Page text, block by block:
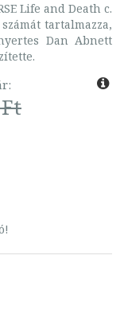
Life and Death c.
tartalmazza,
Dan Abnett